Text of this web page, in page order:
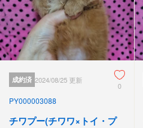
成約済 2024/08/25 更新
0
PY000003088
チワプー(チワワ×トイ・プ